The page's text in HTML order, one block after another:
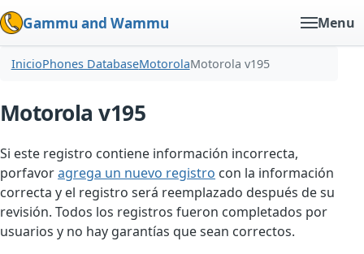
Gammu and Wammu Menu
InicioPhones DatabaseMotorolaMotorola v195
Motorola v195
Si este registro contiene información incorrecta,
porfavoragrega un nuevo registro con la información
correcta y el registro será reemplazado después de su
revisión. Todos los registros fueron completados por
usuarios y no hay garantías que sean correctos.